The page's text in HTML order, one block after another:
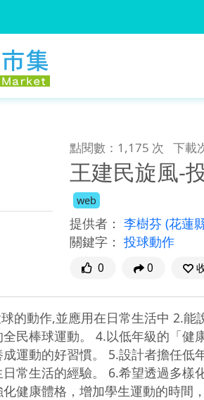
點閱數：1,175 次 下載
王建民旋風-
web
提供者： 李樹芬 (花蓮
關鍵字： 投球動作
0 0
的動作,並應用在日常生活中 2.
民棒球運動。 4.以低年級的「
運動的好習慣。 5.設計者擔任
常生活的經驗。 6.希望透過多
健康體格，增加學生運動的時間